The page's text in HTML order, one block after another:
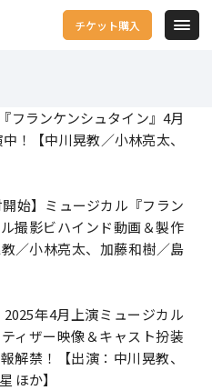
チケット購入
フランケンシュタイン』4月
！【中川晃教／小林亮太、
始】ミュージカル『フラン
撮影ビハインド動画＆製作
／小林亮太、加藤和樹／島
2025年4月上演ミュージカル
ィザー映像＆キャスト扮装
解禁！【出演：中川晃教、
ほか】